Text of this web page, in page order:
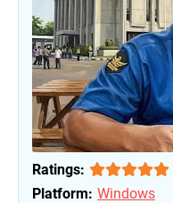
Ratings:
Platform: Windows